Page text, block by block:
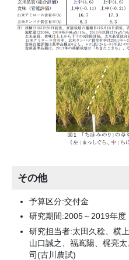
その他
予算区分:交付金
研究期間:2005～2019年度
研究担当者:太田久稔、横
山口誠之、福嶌陽、梶亮
司(古川農試)